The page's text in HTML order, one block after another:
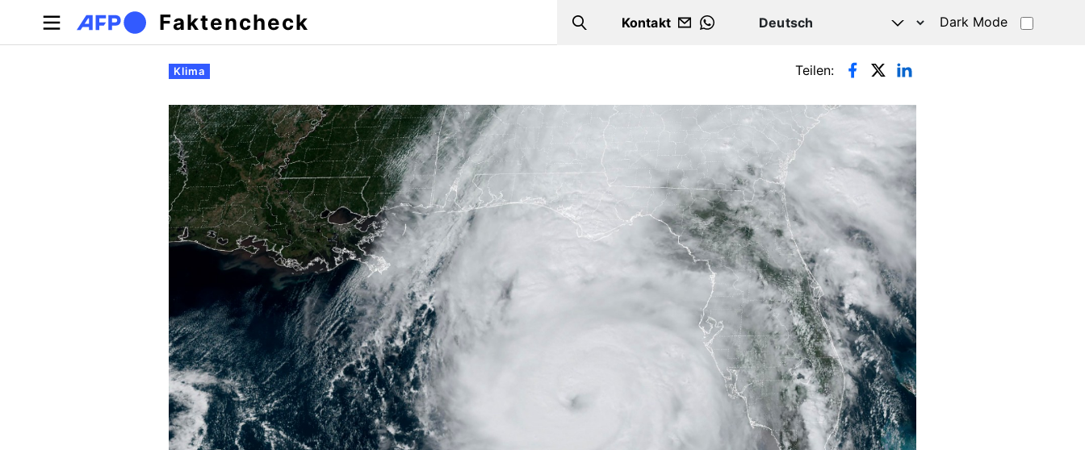
Faktencheck Search
Kontakt
WHATSAPP
Dark Mode
Primäre Reiter
Klima Teilen: